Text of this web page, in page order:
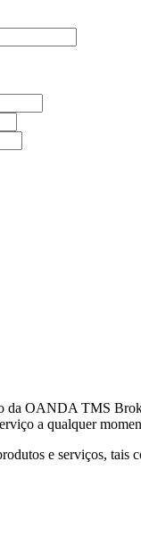
da OANDA TMS
a qualquer
e serviços, tais